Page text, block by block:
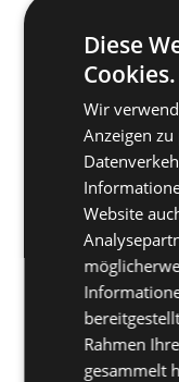
Wie hilft
gestalten
Pilotloch-Rechner
Diese
Cookies.
Wir
Anzeigen
Website
Rahmen
gesammelt